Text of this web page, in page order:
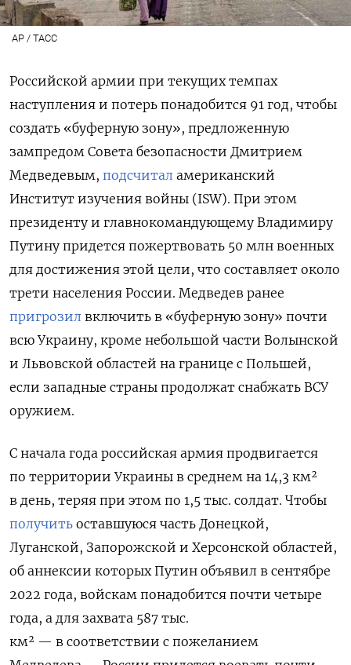
AP / ТАСС
Российской армии при текущих темпах
наступления и потерь понадобится 91 год, чтобы
создать «буферную зону», предложенную
зампредом Совета безопасности Дмитрием
Медведевым, подсчитал американский
Институт изучения войны (ISW). При этом
президенту и главнокомандующему Владимиру
Путину придется пожертвовать 50 млн военных
для достижения этой цели, что составляет около
трети населения России. Медведев ранее
пригрозил включить в «буферную зону» почти
всю Украину, кроме небольшой части Волынской
и Львовской областей на границе с Польшей,
если западные страны продолжат снабжать ВСУ
оружием.
С начала года российская армия продвигается
по территории Украины в среднем на 14,3 км²
в день, теряя при этом по 1,5 тыс. солдат. Чтобы
получить оставшуюся часть Донецкой,
Луганской, Запорожской и Херсонской областей,
об аннексии которых Путин объявил в сентябре
2022 года, войскам понадобится почти четыре
года, а для захвата 587 тыс.
км² — в соответствии с пожеланием